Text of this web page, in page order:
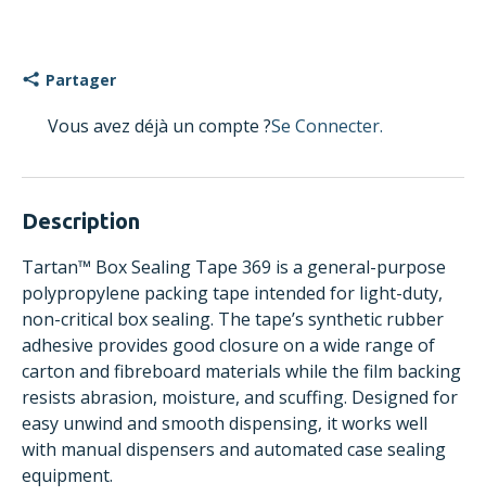
Partager
Vous avez déjà un compte ?Se Connecter.
Description
Tartan™ Box Sealing Tape 369 is a general-purpose
polypropylene packing tape intended for light-duty,
non-critical box sealing. The tape’s synthetic rubber
adhesive provides good closure on a wide range of
carton and fibreboard materials while the film backing
resists abrasion, moisture, and scuffing. Designed for
easy unwind and smooth dispensing, it works well
with manual dispensers and automated case sealing
equipment.